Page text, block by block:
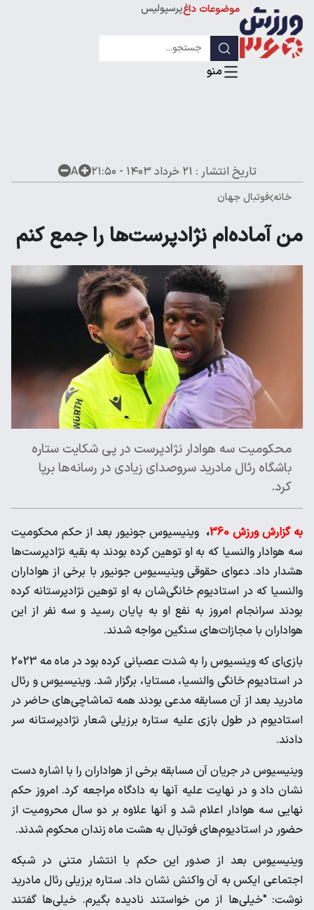
موضوعات داغپرسپولیس
لیگ قهرمانان
تاریخ انتشار : ۲۱ خرداد ۱۴۰۳ - ۲۱:۵۰ A
خانه فوتبال جهان
من آماده‌ام نژادپرست‌ها را جمع کنم
محکومیت سه هوادار نژادپرست در پی شکایت ستاره
باشگاه رئال مادرید سروصدای زیادی در رسانه‌ها برپا
کرد.
به گزارش ورزش 360 ، وینیسیوس جونیور بعد از حکم محکومیت
سه هوادار والنسیا که به ‌او توهین کرده بودند به بقیه نژادپرست‌ها
هشدار داد. ‌دعوای حقوقی وینیسیوس جونیور با برخی از ‌هواداران
والنسیا که در استادیوم خانگی‌شان به او توهین ‌نژادپرستانه کرده
بودند سرانجام امروز به نفع او به پایان رسید و سه ‌نفر از این
هواداران با مجازات‌های سنگین مواجه شدند. ‌
بازی‌ای که وینسیوس را به شدت عصبانی کرده بود در ماه مه 2023
‌در استادیوم خانگی والنسیا، مستایا، برگزار شد. وینیسیوس و رئال
‌مادرید بعد از آن مسابقه مدعی بودند همه تماشاچی‌های حاضر در
‌استادیوم در طول بازی علیه ستاره برزیلی شعار نژادپرستانه سر
‌دادند.‌
وینیسیوس در جریان آن مسابقه برخی از هواداران را با اشاره دست
‌نشان داد و در نهایت علیه آنها به دادگاه مراجعه کرد. امروز حکم
‌نهایی سه هوادار اعلام شد و آنها علاوه بر دو سال محرومیت از
‌حضور در استادیوم‌های فوتبال به هشت ماه زندان محکوم شدند. ‌
وینیسیوس بعد از صدور این حکم با انتشار متنی در شبکه
اجتماعی ‌ایکس به آن واکنش نشان داد. ستاره برزیلی رئال مادرید
نوشت: "‌خیلی‌ها از من خواستند نادیده بگیرم. خیلی‌ها گفتند